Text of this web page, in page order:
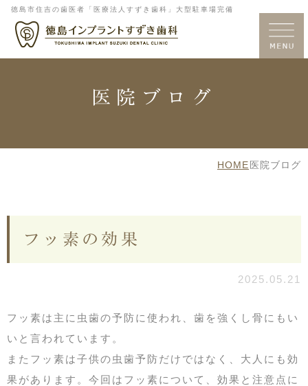
徳島市住吉の歯医者「医療法人すずき歯科」大型駐車場完備
医院ブログ
HOME 医院ブログ
フッ素の効果
2025.05.21
フッ素は主に虫歯の予防に使われ、歯を強くし骨にもい
いと言われています。
またフッ素は子供の虫歯予防だけではなく、大人にも効
果があります。今回はフッ素について、効果と注意点に